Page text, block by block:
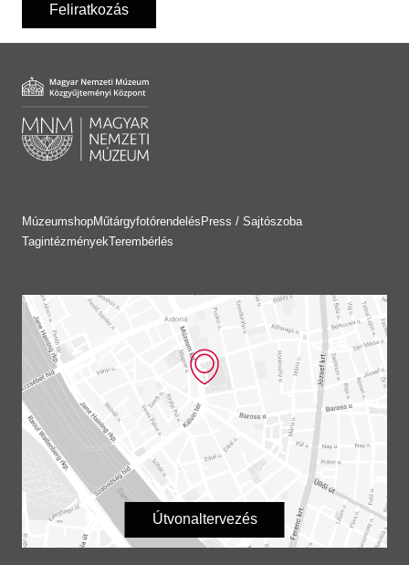
Feliratkozás
MúzeumshopMűtárgyfotórendelés Press / Sajtószoba
TagintézményekTerembérlés
Útvonaltervezés